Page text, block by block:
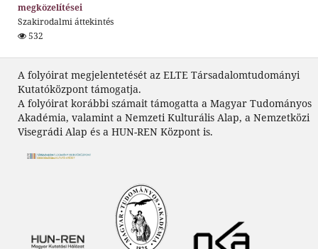
megközelítései
Szakirodalmi áttekintés
532
A folyóirat megjelentetését az ELTE Társadalomtudományi
Kutatóközpont támogatja.
A folyóirat korábbi számait támogatta a Magyar Tudományos
Akadémia, valamint a Nemzeti Kulturális Alap, a Nemzetközi
Visegrádi Alap és a HUN-REN Központ is.